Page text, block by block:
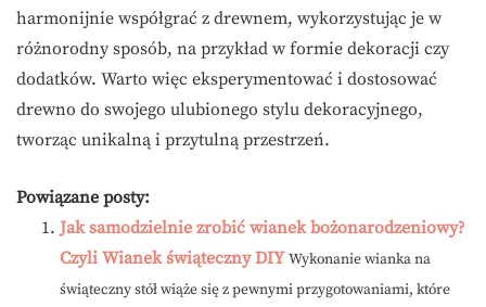
harmonijnie współgrać z drewnem, wykorzystując je w
różnorodny sposób, na przykład w formie dekoracji czy
dodatków. Warto więc eksperymentować i dostosować
drewno do swojego ulubionego stylu dekoracyjnego,
tworząc unikalną i przytulną przestrzeń.
Powiązane posty:
Jak samodzielnie zrobić wianek bożonarodzeniowy?
Czyli Wianek świąteczny DIY Wykonanie wianka na
świąteczny stół wiąże się z pewnymi przygotowaniami, które